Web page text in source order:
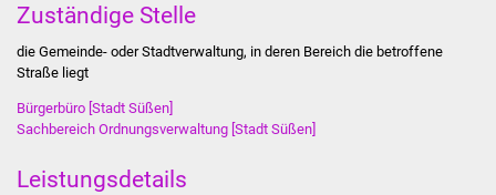
Presse
Zuständige Stelle
die Gemeinde- oder Stadtverwaltung, in deren Bereich die betroffene
Straße liegt
Bürgerbüro [Stadt Süßen]
Sachbereich Ordnungsverwaltung [Stadt Süßen]
Leistungsdetails